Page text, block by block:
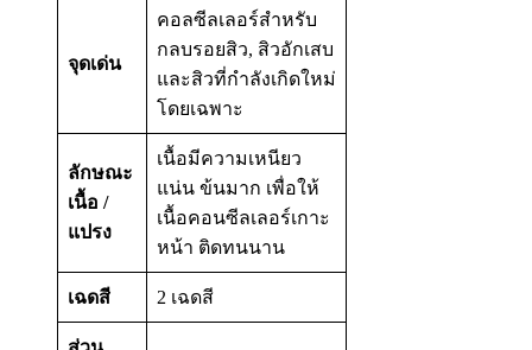
จุดเด่น
คอลซีลเลอร์สำหรับ
กลบรอยสิว, สิวอักเสบ
และสิวที่กำลังเกิดใหม่
โดยเฉพาะ
ลักษณะ
เนื้อ /
แปรง
เนื้อมีความเหนียว
แน่น ข้นมาก เพื่อให้
เนื้อคอนซีลเลอร์เกาะ
หน้า ติดทนนาน
เฉดสี 2 เฉดสี